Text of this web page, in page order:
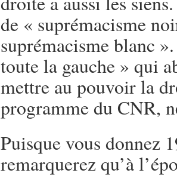
de « suprémacisme
suprémacisme blanc
toute la gauche » qui
mettre au pouvoir la
programme du CNR,
Puisque vous donnez
remarquerez qu’à